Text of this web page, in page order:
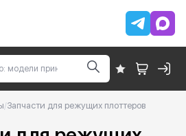
/Запчасти для режущих плоттеров